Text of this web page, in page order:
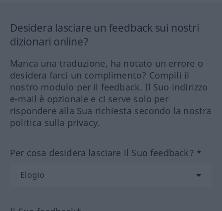
Desidera lasciare un feedback sui nostri
dizionari online?
Manca una traduzione, ha notato un errore o
desidera farci un complimento? Compili il
nostro modulo per il feedback. Il Suo indirizzo
e-mail è opzionale e ci serve solo per
rispondere alla Sua richiesta secondo la nostra
politica sulla privacy.
Per cosa desidera lasciare il Suo feedback? *